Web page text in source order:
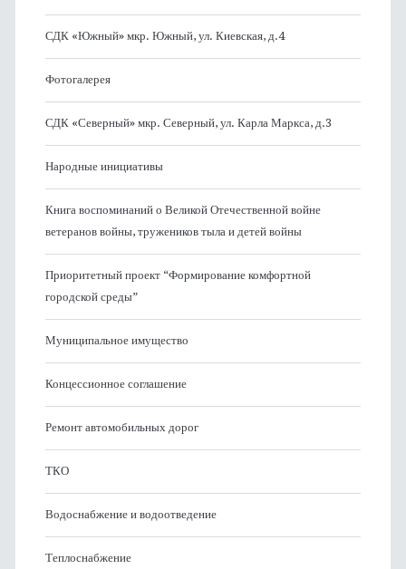
СДК «Южный» мкр. Южный, ул. Киевская, д.4
Фотогалерея
СДК «Северный» мкр. Северный, ул. Карла Маркса, д.3
Народные инициативы
Книга воспоминаний о Великой Отечественной войне
ветеранов войны, тружеников тыла и детей войны
Приоритетный проект “Формирование комфортной
городской среды”
Муниципальное имущество
Концессионное соглашение
Ремонт автомобильных дорог
ТКО
Водоснабжение и водоотведение
Теплоснабжение